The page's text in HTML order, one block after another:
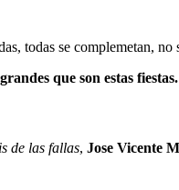
todas se complemetan, no
que son estas fiestas.
de las fallas, Jose Vicente